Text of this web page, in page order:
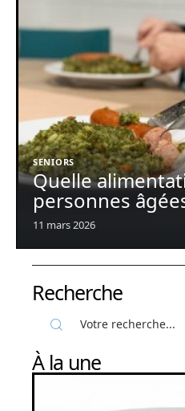
SENIORS
Quelle
personnes
11 mars 2026
Recherche
À la une